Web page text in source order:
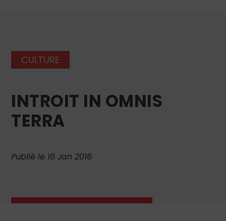
CULTURE
INTROIT IN OMNIS
TERRA
Publié le 16 Jan 2016